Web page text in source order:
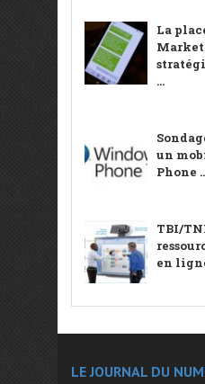
La
...
un
Phone
TBI/
en
LE JOURNAL DU